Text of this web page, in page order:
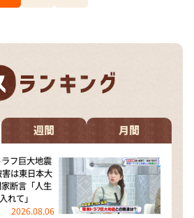
週間 月間
フ巨大地震
は東日本大
断言「人生
れて」
2026.08.06